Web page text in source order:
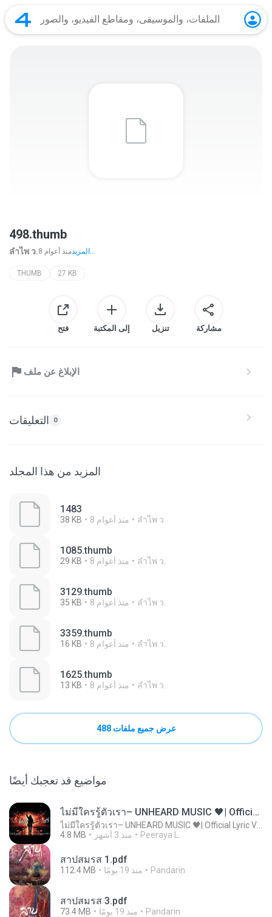
498.thumb
ลําไพ ว. 8 منذ أعوام المزيد...
THUMB 27 KB
فتح إلى المكتبة تنزيل مشاركة
الإبلاغ عن ملف
التعليقات 0
المزيد من هذا المجلد
1483
38 KB 8 منذ أعوام ลําไพ ว.
1085.thumb
29 KB 8 منذ أعوام ลําไพ ว.
3129.thumb
35 KB 8 منذ أعوام ลําไพ ว.
3359.thumb
16 KB 8 منذ أعوام ลําไพ ว.
1625.thumb
13 KB 8 منذ أعوام ลําไพ ว.
عرض جميع ملفات 488
مواضيع قد تعجبك أيضًا
ไม่มีใครรู้ตัวเรา– UNHEARD MUSIC 🖤| Official Lyric Video | เพลงสู้ชีวิต
4.8 MB
منذ 3 أشهر Peeraya L.
สาปสมรส 1.pdf
112.4 MB منذ 19 يومًا Pandarin
สาปสมรส 3.pdf
73.4 MB منذ 19 يومًا Pandarin